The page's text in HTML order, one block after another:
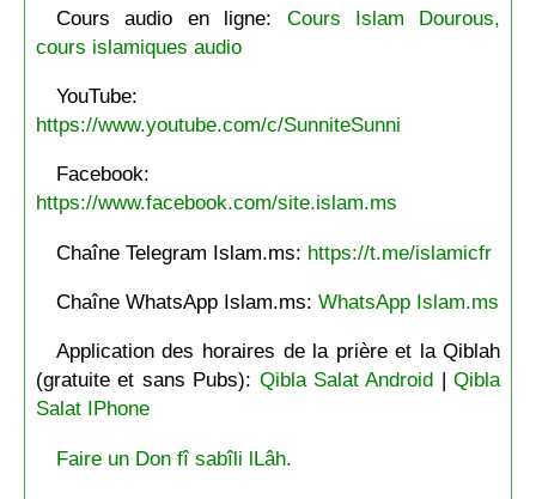
Cours audio en ligne: Cours Islam Dourous,
cours islamiques audio
YouTube:
https://www.youtube.com/c/SunniteSunni
Facebook:
https://www.facebook.com/site.islam.ms
Chaîne Telegram Islam.ms: https://t.me/islamicfr
Chaîne WhatsApp Islam.ms: WhatsApp Islam.ms
Application des horaires de la prière et la Qiblah
(gratuite et sans Pubs): Qibla Salat Android |Qibla
Salat IPhone
Faire un Don fî sabîli lLâh.